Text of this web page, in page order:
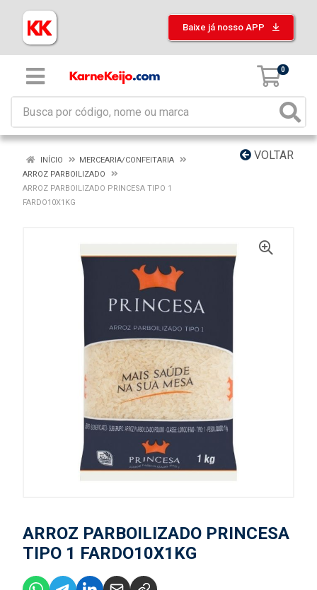
Baixe já nosso APP
0
VOLTAR
INÍCIO
MERCEARIA/CONFEITARIA
ARROZ PARBOILIZADO
ARROZ PARBOILIZADO PRINCESA TIPO 1
FARDO10X1KG
ARROZ PARBOILIZADO PRINCESA
TIPO 1 FARDO10X1KG